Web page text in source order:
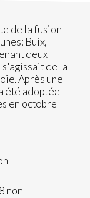
de la fusion
Buix,
deux
de la
Après une
été adoptée
en octobre
non